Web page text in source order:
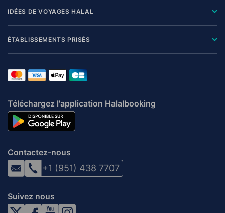
IDÉES DE VOYAGES HALAL
ÉTABLISSEMENTS PRISÉS
Téléchargez l'application Halalbooking
Contactez-nous
+1 (951) 438 7707
Suivez nous